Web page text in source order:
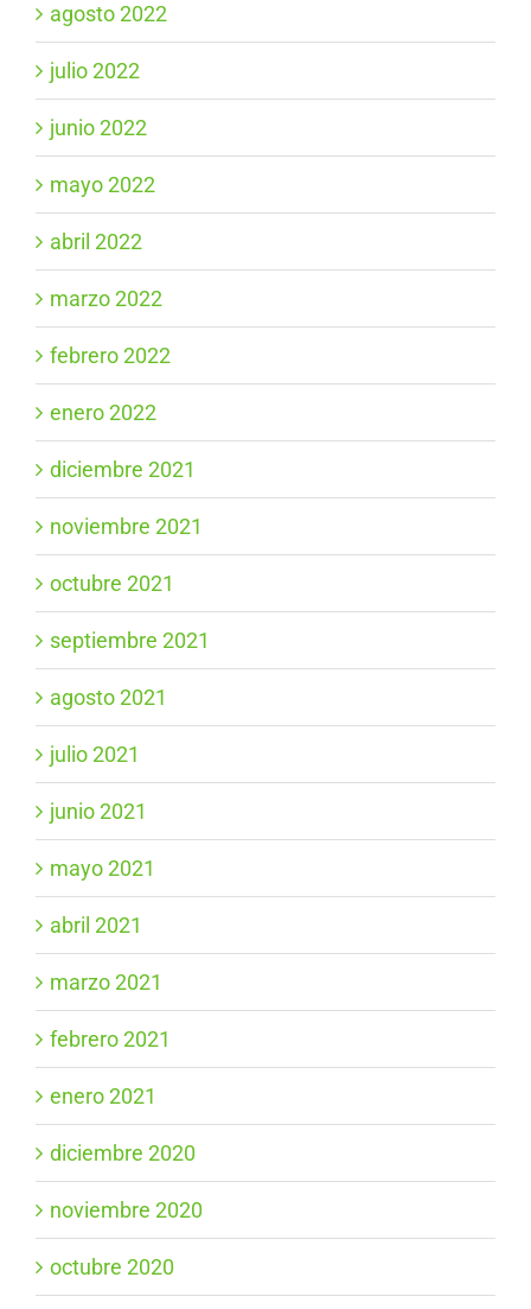
agosto 2022
julio 2022
junio 2022
mayo 2022
abril 2022
marzo 2022
febrero 2022
enero 2022
diciembre 2021
noviembre 2021
octubre 2021
septiembre 2021
agosto 2021
julio 2021
junio 2021
mayo 2021
abril 2021
marzo 2021
febrero 2021
enero 2021
diciembre 2020
noviembre 2020
octubre 2020